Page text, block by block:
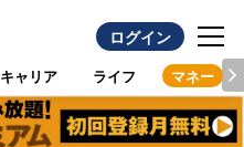
ログイン
キャリア ライフ マネー